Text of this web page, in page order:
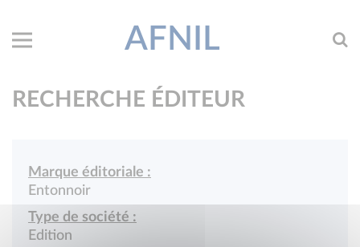
AFNIL
RECHERCHE ÉDITEUR
Marque éditoriale :
Entonnoir
Type de société :
Edition